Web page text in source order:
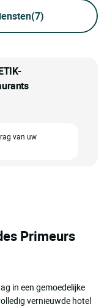
(7)
van uw
Primeurs
in een gemoedelijke
vernieuwde hotel